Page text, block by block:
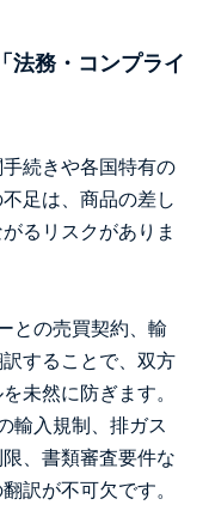
法務・コンプライ
続きや各国特有の
足は、商品の差し
るリスクがありま
との売買契約、輸
することで、双方
未然に防ぎます。
輸入規制、排ガス
、書類審査要件な
訳が不可欠です。